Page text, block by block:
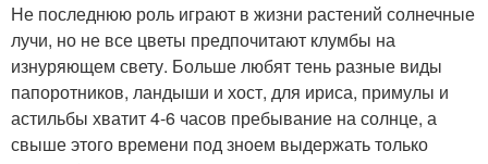
Не последнюю роль играют в жизни растений солнечные
лучи, но не все цветы предпочитают клумбы на
изнуряющем свету. Больше любят тень разные виды
папоротников, ландыши и хост, для ириса, примулы и
астильбы хватит 4-6 часов пребывание на солнце, а
свыше этого времени под зноем выдержать только